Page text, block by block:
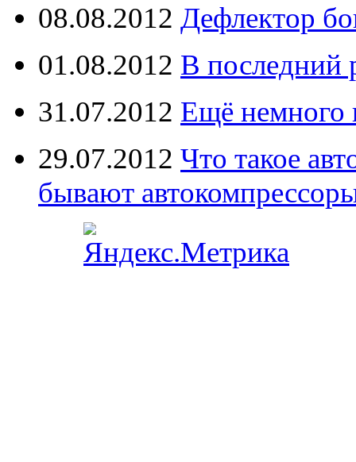
08.08.2012 Дефлектор
01.08.2012 В последний
31.07.2012 Ещё немного
29.07.2012 Что такое
бывают